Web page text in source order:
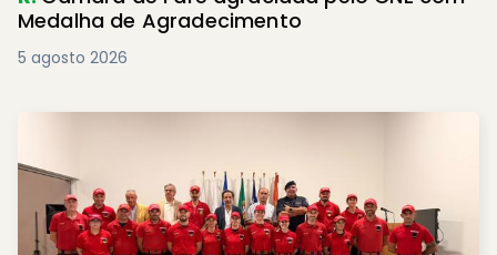
Medalha de Agradecimento
5 agosto 2026